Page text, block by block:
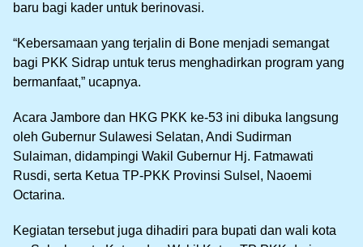
baru bagi kader untuk berinovasi.
“Kebersamaan yang terjalin di Bone menjadi semangat
bagi PKK Sidrap untuk terus menghadirkan program yang
bermanfaat,” ucapnya.
Acara Jambore dan HKG PKK ke-53 ini dibuka langsung
oleh Gubernur Sulawesi Selatan, Andi Sudirman
Sulaiman, didampingi Wakil Gubernur Hj. Fatmawati
Rusdi, serta Ketua TP-PKK Provinsi Sulsel, Naoemi
Octarina.
Kegiatan tersebut juga dihadiri para bupati dan wali kota